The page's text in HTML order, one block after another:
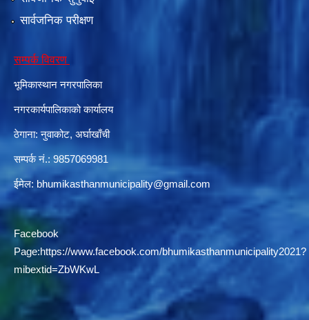
सार्वजनिक परीक्षण
सम्पर्क विवरण
भूमिकास्थान नगरपालिका
नगरकार्यपालिकाको कार्यालय
ठेगाना: नुवाकोट, अर्घाखाँची
सम्पर्क नं.: 9857069981
ईमेल: bhumikasthanmunicipality@gmail.com
Facebook
Page:https://www.facebook.com/bhumikasthanmunicipality2021?
mibextid=ZbWKwL